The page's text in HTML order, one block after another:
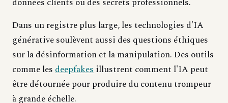
données clients ou des secrets professionnels.
Dans un registre plus large, les technologies d'IA
générative soulèvent aussi des questions éthiques
sur la désinformation et la manipulation. Des outils
comme lesdeepfakesillustrent comment l'IA peut
être détournée pour produire du contenu trompeur
à grande échelle.